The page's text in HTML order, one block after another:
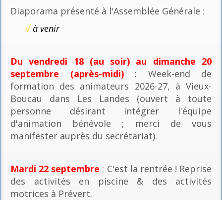
Diaporama présenté à l'Assemblée Générale :
√à venir
Du vendredi 18 (au soir) au dimanche 20
septembre (après-midi): Week-end de
formation des animateurs 2026-27, à Vieux-
Boucau dans Les Landes (ouvert à toute
personne désirant intégrer l'équipe
d'animation bénévole ; merci de vous
manifester auprès du secrétariat).
Mardi 22 septembre : C'est la rentrée ! Reprise
des activités en piscine & des activités
motrices à Prévert.